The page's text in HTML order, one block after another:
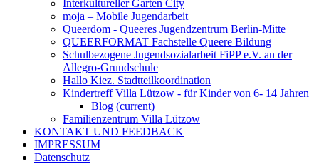
Interkultureller Garten City
moja – Mobile Jugendarbeit
Queerdom - Queeres Jugendzentrum Berlin-Mitte
QUEERFORMAT Fachstelle Queere Bildung
Schulbezogene Jugendsozialarbeit FiPP e.V. an der
Allegro-Grundschule
Hallo Kiez. Stadtteilkoordination
Kindertreff Villa Lützow - für Kinder von 6- 14 Jahren
Blog (current)
Familienzentrum Villa Lützow
KONTAKT UND FEEDBACK
IMPRESSUM
Datenschutz